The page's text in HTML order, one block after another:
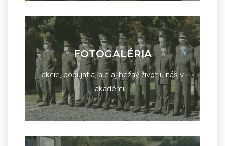
FOTOGALÉRIA
akcie, podujatia, ale aj bežný život u nás v
akadémii...